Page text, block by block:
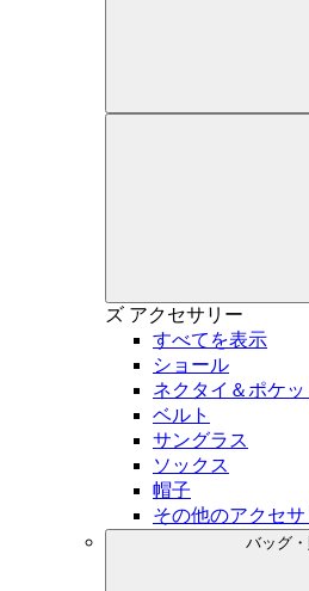
ズ アクセサリー
すべてを表示
ショール
ネクタイ＆ポケッ
ベルト
サングラス
ソックス
帽子
その他のアクセサ
バッグ